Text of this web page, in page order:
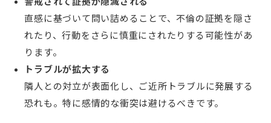
直感に基づいて問い詰めることで、不倫の証拠を隠さ
れたり、行動をさらに慎重にされたりする可能性があ
ります。
トラブルが拡大する
隣人との対立が表面化し、ご近所トラブルに発展する
恐れも。特に感情的な衝突は避けるべきです。